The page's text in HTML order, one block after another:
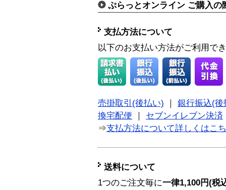
ぷらっとオンライン ご購入の
支払方法について
以下のお支払い方法がご利用で
売掛取引(後払い)
銀行振込(後
換宅配便
セブンイレブン決済
⇒支払方法について詳しくはこ
送料について
1つのご注文毎に一律1,100円(税